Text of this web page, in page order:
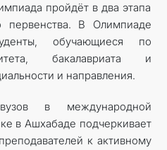
пройдёт в два этапа
первенства. В Олимпиаде
обучающиеся по
бакалавриата и
и направления.
в международной
в Ашхабаде подчеркивает
к активному